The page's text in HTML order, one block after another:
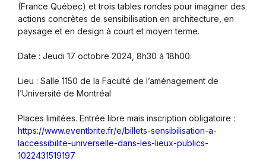
(France Québec) et trois tables rondes pour imaginer des
actions concrètes de sensibilisation en architecture, en
paysage et en design à court et moyen terme.
Date : Jeudi 17 octobre 2024, 8h30 à 18h00
Lieu : Salle 1150 de la Faculté de l’aménagement de
l’Université de Montréal
Places limitées. Entrée libre mais inscription obligatoire :
https://www.eventbrite.fr/e/billets-sensibilisation-a-
laccessibilite-universelle-dans-les-lieux-publics-
1022431519197